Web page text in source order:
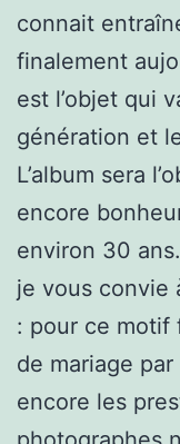
connait
finalement
est l’objet qui
génération et
L’album sera
encore
environ 30
je vous convie
: pour ce motif
de mariage
encore les